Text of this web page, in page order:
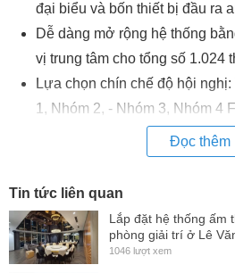
đại biểu và bốn thiết bị đầu ra
Dễ dàng mở rộng hệ thống
vị trung tâm cho tổng số 1.024
Lựa chọn chín chế độ hội
1, Nhóm 2, - Nhóm 3, Nhóm 4
Yêu cầu Không Xóa
Một chế độ bổ sung chỉ với
cầu
Tối đa 15 micrô trực tiếp đồng
độ được chọn)
Lên đến 28 ngôn ngữ được
Đọc thêm
Tin tức liên quan
Lắp đặt hệ thống ấm
phòng giải trí ở Lê
1046 lượt xem